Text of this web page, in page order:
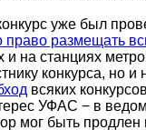
уже был
право размещать
и на станциях
конкурса, но и
всяких
УФАС − в
мог быть продлен